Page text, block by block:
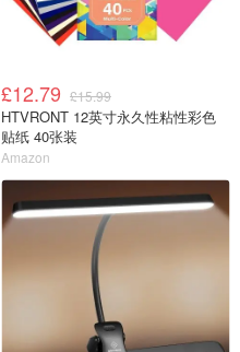
£12.79 £15.99
HTVRONT 12英寸永久性粘性彩色
贴纸 40张装
Amazon